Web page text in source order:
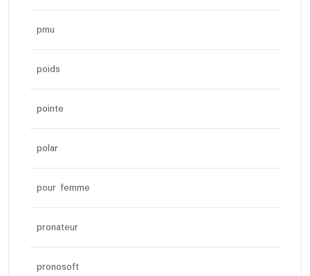
pmu
poids
pointe
polar
pour femme
pronateur
pronosoft